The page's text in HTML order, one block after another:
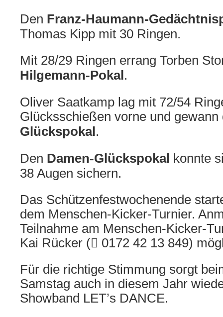
Den Franz-Haumann-
Thomas Kipp mit 30 Ringen.
Mit 28/29 Ringen errang Torben
Hilgemann-Pokal .
Oliver Saatkamp lag mit 72/54
Glücksschießen vorne und
Glückspokal .
Den Damen-Glückspokal
konnte
38 Augen sichern.
Das Schützenfestwochenende
dem Menschen-Kicker-Turnier.
Teilnahme am Menschen-Kicker-
Kai Rücker ( 0172 42 13 849)
Für die richtige Stimmung sorgt
Samstag auch in diesem Jahr
Showband LET’s DANCE.